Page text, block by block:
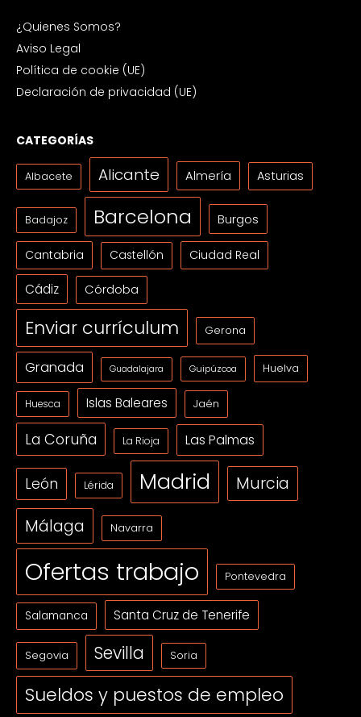
¿Quienes Somos?
Aviso Legal
Política de cookie (UE)
Declaración de privacidad (UE)
CATEGORÍAS
Albacete Alicante Almería Asturias
Badajoz Barcelona Burgos
Cantabria Castellón Ciudad Real
Cádiz Córdoba
Enviar currículum Gerona
Granada Guadalajara Guipúzcoa Huelva
Huesca Islas Baleares Jaén
La Coruña La Rioja Las Palmas
León Lérida Madrid Murcia
Málaga Navarra
Ofertas trabajo Pontevedra
Salamanca Santa Cruz de Tenerife
Segovia Sevilla Soria
Sueldos y puestos de empleo